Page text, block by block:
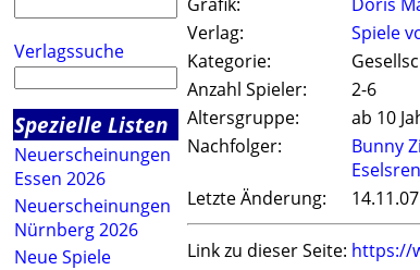
Verlagssuche
Spezielle Listen
Neuerscheinungen
Essen 2026
Neuerscheinungen
Nürnberg 2026
Neue Spiele
Grafik:
Doris
Verlag:
Spiele
Kategorie:
Anzahl Spieler:
2-6
Altersgruppe:
ab 10
Nachfolger:
Bunny
Letzte Änderung:
14.11.07
Link zu dieser Seite: https://